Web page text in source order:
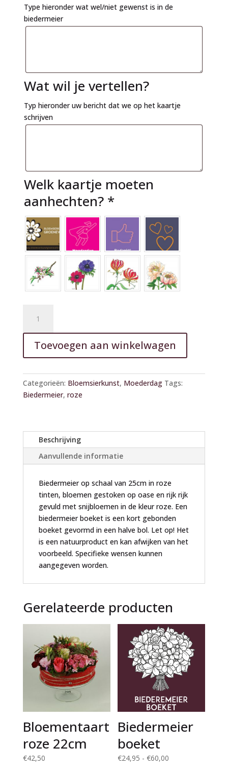
Type hieronder wat wel/niet gewenst is in de
biedermeier
Wat wil je vertellen?
Typ hieronder uw bericht dat we op het kaartje
schrijven
Welk kaartje moeten
aanhechten? *
op
schaal
aantal
Toevoegen aan winkelwagen
e
i
Categorieën: Bloemsierkunst, Moederdag Tags:
Biedermeier, roze
Beschrijving
Aanvullende informatie
Biedermeier op schaal van 25cm in roze
tinten, bloemen gestoken op oase en rijk rijk
gevuld met snijbloemen in de kleur roze. Een
biedermeier boeket is een kort gebonden
boeket gevormd in een halve bol. Let op! Het
is een natuurproduct en kan afwijken van het
voorbeeld. Specifieke wensen kunnen
aangegeven worden.
Gerelateerde producten
Bloementaart
roze 22cm
€42,50
Biedermeier
boeket
€24,95 - €60,00